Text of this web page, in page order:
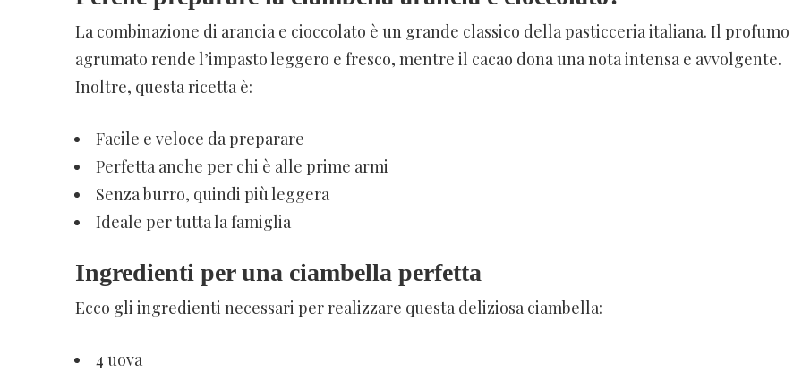
La combinazione di arancia e cioccolato è un grande classico della pasticceria italiana. Il profumo
agrumato rende l’impasto leggero e fresco, mentre il cacao dona una nota intensa e avvolgente.
Inoltre, questa ricetta è:
Facile e veloce da preparare
Perfetta anche per chi è alle prime armi
Senza burro, quindi più leggera
Ideale per tutta la famiglia
Ingredienti per una ciambella perfetta
Ecco gli ingredienti necessari per realizzare questa deliziosa ciambella:
4 uova